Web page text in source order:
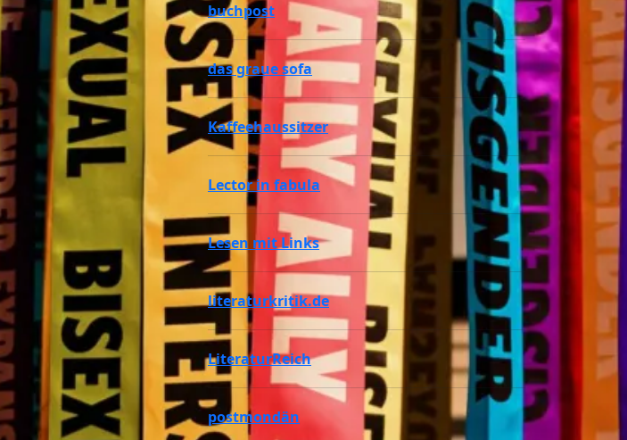
buchpost
das graue sofa
Kaffeehaussitzer
Lector in fabula
Lesen mit Links
literaturkritik.de
LiteraturReich
postmondän